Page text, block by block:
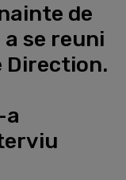
de
se reuni
Direction.
a